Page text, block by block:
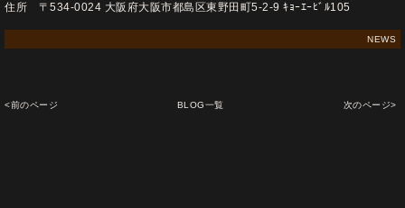
住所 〒534-0024 大阪府大阪市都島区東野田町5-2-9 ｷｮｰｴｰﾋﾞﾙ105
NEWS
<前のページ BLOG一覧 次のページ>